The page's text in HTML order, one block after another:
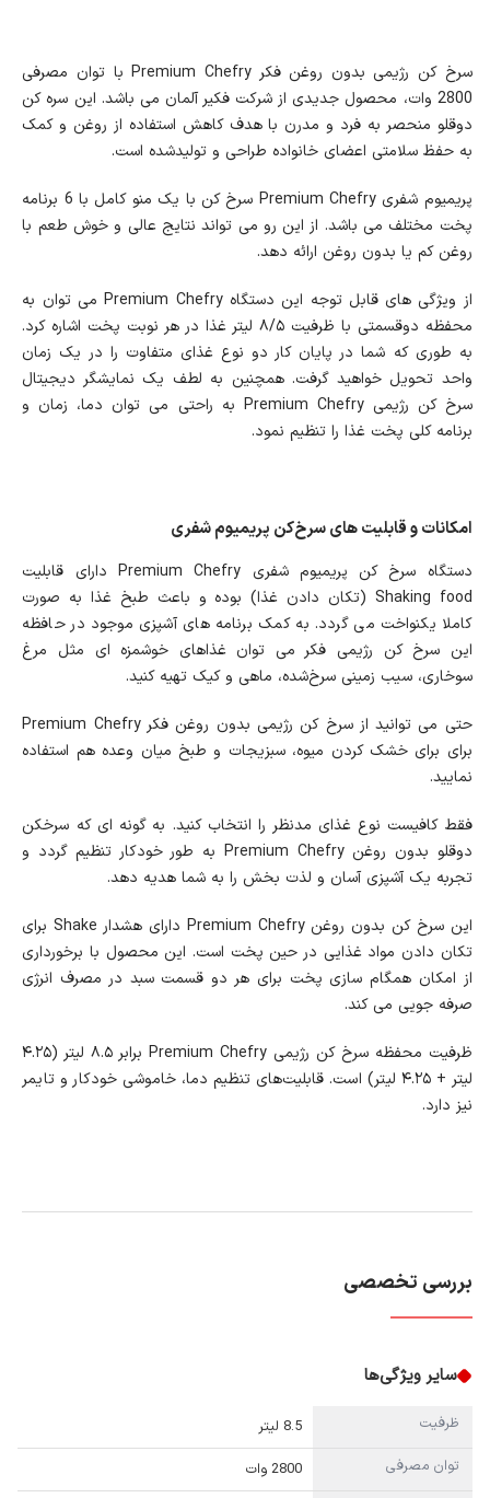
سرخ کن رژیمی بدون روغن فکر Premium Chefry با توان مصرفی
2800 وات، محصول جدیدی از شرکت فکیر آلمان می باشد. این سره کن
دوقلو منحصر به فرد و مدرن با هدف کاهش استفاده از روغن و کمک
به حفظ سلامتی اعضای خانواده طراحی و تولیدشده است.
پریمیوم شفری Premium Chefry سرخ کن با یک منو کامل با 6 برنامه
پخت مختلف می باشد. از این رو می تواند نتایج عالی و خوش طعم با
روغن کم یا بدون روغن ارائه دهد.
از ویژگی های قابل توجه این دستگاه Premium Chefry می توان به
محفظه دوقسمتی با ظرفیت ۸/۵ لیتر غذا در هر نوبت پخت اشاره کرد.
به طوری که شما در پایان کار دو نوع غذای متفاوت را در یک زمان
واحد تحویل خواهید گرفت. همچنین به لطف یک نمایشگر دیجیتال
سرخ کن رژیمی Premium Chefry به راحتی می توان دما، زمان و
برنامه کلی پخت غذا را تنظیم نمود.
امکانات و قابلیت های سرخ‌کن پریمیوم شفری
دستگاه سرخ کن پریمیوم شفری Premium Chefry دارای قابلیت
Shaking food (تکان دادن غذا) بوده و باعث طبخ غذا به صورت
کاملا یکنواخت می گردد. به کمک برنامه های آشپزی موجود در حافظه
این سرخ کن رژیمی فکر می توان غذاهای خوشمزه ای مثل مرغ
سوخاری، سیب زمینی سرخ‌شده، ماهی و کیک تهیه کنید.
حتی می توانید از سرخ کن رژیمی بدون روغن فکر Premium Chefry
برای برای خشک کردن میوه، سبزیجات و طبخ میان وعده هم استفاده
نمایید.
فقط کافیست نوع غذای مدنظر را انتخاب کنید. به گونه ای که سرخکن
دوقلو بدون روغن Premium Chefry به طور خودکار تنظیم گردد و
تجربه یک آشپزی آسان و لذت بخش را به شما هدیه دهد.
این سرخ کن بدون روغن Premium Chefry دارای هشدار Shake برای
تکان دادن مواد غذایی در حین پخت است. این محصول با برخورداری
از امکان همگام سازی پخت برای هر دو قسمت سبد در مصرف انرژی
صرفه جویی می کند.
ظرفیت محفظه سرخ کن رژیمی Premium Chefry برابر ۸.۵ لیتر (۴.۲۵
لیتر + ۴.۲۵ لیتر) است. قابلیت‌های تنظیم دما، خاموشی خودکار و تایمر
نیز دارد.
بررسی تخصصی
سایر ویژگی‌ها
ظرفیت
8.5 لیتر
توان مصرفی
2800 وات